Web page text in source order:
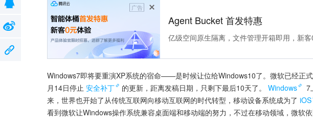
广告
Agent Bucket 首发特惠
亿级空间原生隔离，文件管理开箱即用，新客
Windows7即将要重演XP系统的宿命——是时候让位给Windows10了。微软已经正
月14日停止 安全补丁 的更新，距离发稿日期，只剩下最后10天了。 Windows
7
来，世界也开始了从传统互联网向移动互联网的时代转型，移动设备系统成为了 iOS
看到微软让Windows操作系统兼容桌面端和移动端的努力，不过在移动领域，微软依